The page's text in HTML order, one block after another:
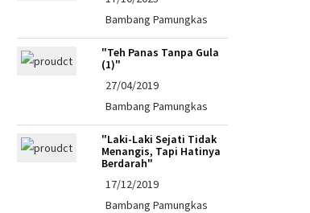
Bambang Pamungkas
"Teh Panas Tanpa Gula
(1)"
27/04/2019
Bambang Pamungkas
"Laki-Laki Sejati Tidak
Menangis, Tapi Hatinya
Berdarah"
17/12/2019
Bambang Pamungkas